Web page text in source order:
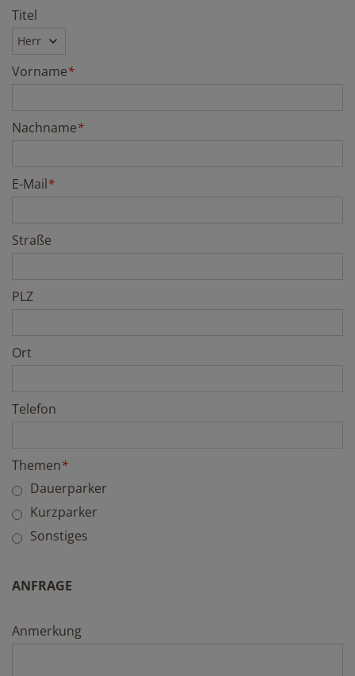
Titel
Vorname*
Nachname*
E-Mail*
Straße
PLZ
Ort
Telefon
Themen*
Dauerparker
Kurzparker
Sonstiges
ANFRAGE
Anmerkung